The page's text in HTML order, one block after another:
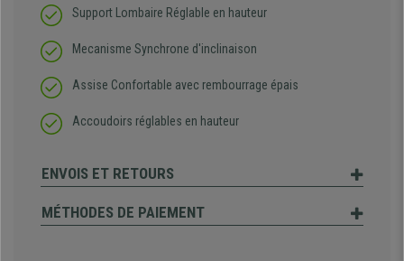
Support Lombaire Réglable en hauteur
Mecanisme Synchrone d'inclinaison
Assise Confortable avec rembourrage épais
Accoudoirs réglables en hauteur
ENVOIS ET RETOURS
MÉTHODES DE PAIEMENT